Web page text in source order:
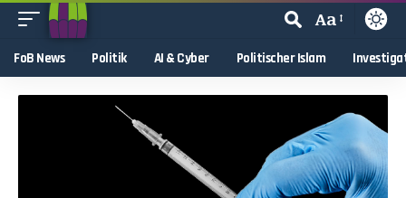
Aa
FoB News Politik AI & Cyber Politischer Islam